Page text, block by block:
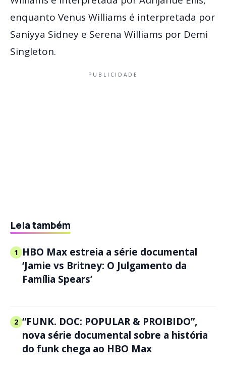
enquanto Venus Williams é interpretada por
Saniyya Sidney e Serena Williams por Demi
Singleton.
PUBLICIDADE
Leia também
1 HBO Max estreia a série documental
‘Jamie vs Britney: O Julgamento da
Família Spears’
2 “FUNK. DOC: POPULAR & PROIBIDO”,
nova série documental sobre a história
do funk chega ao HBO Max